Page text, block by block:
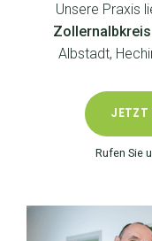
Unsere Praxis
Zollernalbkreis
Albstadt,
JETZT
Rufen Sie